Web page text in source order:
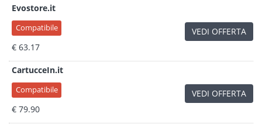
Evostore.it
Compatibile
€ 63.17
VEDI OFFERTA
CartucceIn.it
Compatibile
€ 79.90
VEDI OFFERTA